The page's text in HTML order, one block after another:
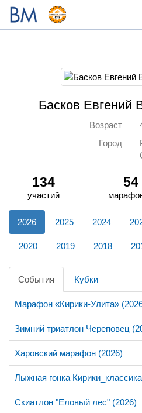
Басков Евгений
Возраст
Город
134
участий
54
2026 2025 2024
2020 2019 2018
События Кубки
Марафон «Кирики-Улита»
Зимний триатлон Череповец
Харовский марафон (2026)
Лыжная гонка
Скиатлон "Еловый лес" (2026)